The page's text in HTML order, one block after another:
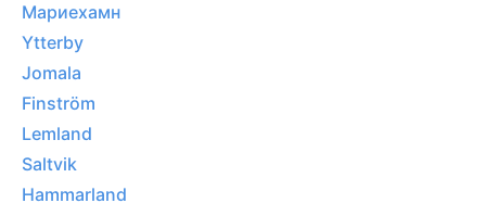
Мариехамн
Ytterby
Jomala
Finström
Lemland
Saltvik
Hammarland